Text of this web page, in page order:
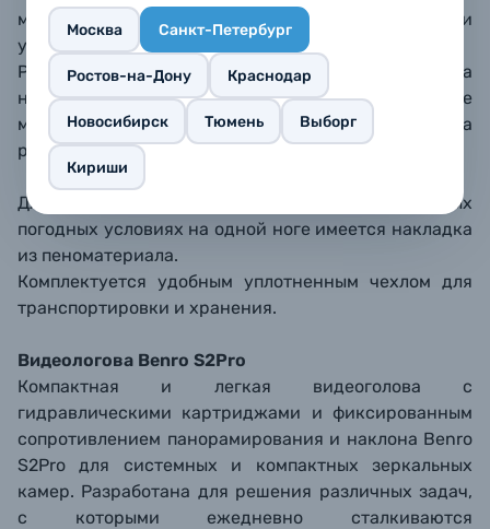
Москва Санкт-Петербург
Ростов-на-Дону Краснодар
Новосибирск Тюмень Выборг
Кириши
максимальную стабильность штатива и
устойчивость к скручиванию.
Резиновые опоры улучшают устойчивость штатива
на всех скользких поверхностях, а комплектные
металлические шипы надежную фиксацию на
различном грунте.
Для удобства использования штатива при любых
погодных условиях на одной ноге имеется накладка
из пеноматериала.
Комплектуется удобным уплотненным чехлом для
транспортировки и хранения.
Видеологова Benro S2Pro
Компактная и легкая видеоголова c
гидравлическими картриджами и фиксированным
сопротивлением панорамирования и наклона Benro
S2Pro для системных и компактных зеркальных
камер. Разработана для решения различных задач,
с которыми ежедневно сталкиваются